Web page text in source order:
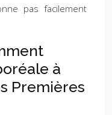
pas facilement
à
Premières